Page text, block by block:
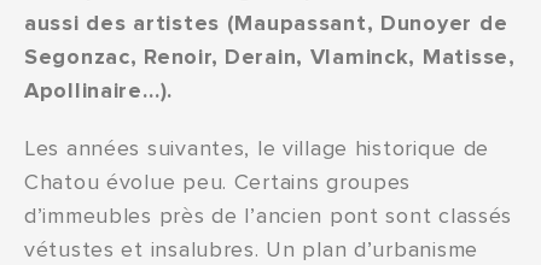
aussi des artistes (Maupassant, Dunoyer de
Segonzac, Renoir, Derain, Vlaminck, Matisse,
Apollinaire…).
Les années suivantes, le village historique de
Chatou évolue peu. Certains groupes
d’immeubles près de l’ancien pont sont classés
vétustes et insalubres. Un plan d’urbanisme